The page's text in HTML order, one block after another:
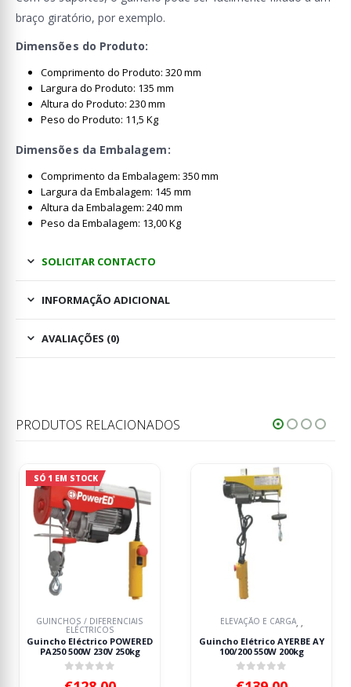
braço giratório, por exemplo.
Dimensões do Produto:
Comprimento do Produto: 320 mm
Largura do Produto: 135 mm
Altura do Produto: 230 mm
Peso do Produto: 11,5 Kg
Dimensões da Embalagem:
Comprimento da Embalagem: 350 mm
Largura da Embalagem: 145 mm
Altura da Embalagem: 240 mm
Peso da Embalagem: 13,00 Kg
SOLICITAR CONTACTO
INFORMAÇÃO ADICIONAL
AVALIAÇÕES (0)
PRODUTOS RELACIONADOS
POWERED
250kg
ELEVAÇÃO E CARGA
Guincho Elétrico AYERBE AY
100/200 550W 200kg
EM STOCK
GUINCHOS /
Guincho
100/200kg